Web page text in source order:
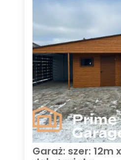
Garaż: szer: 12m